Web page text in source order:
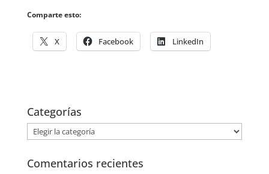
Comparte esto:
X Facebook LinkedIn
Categorías
Categorías
Comentarios recientes